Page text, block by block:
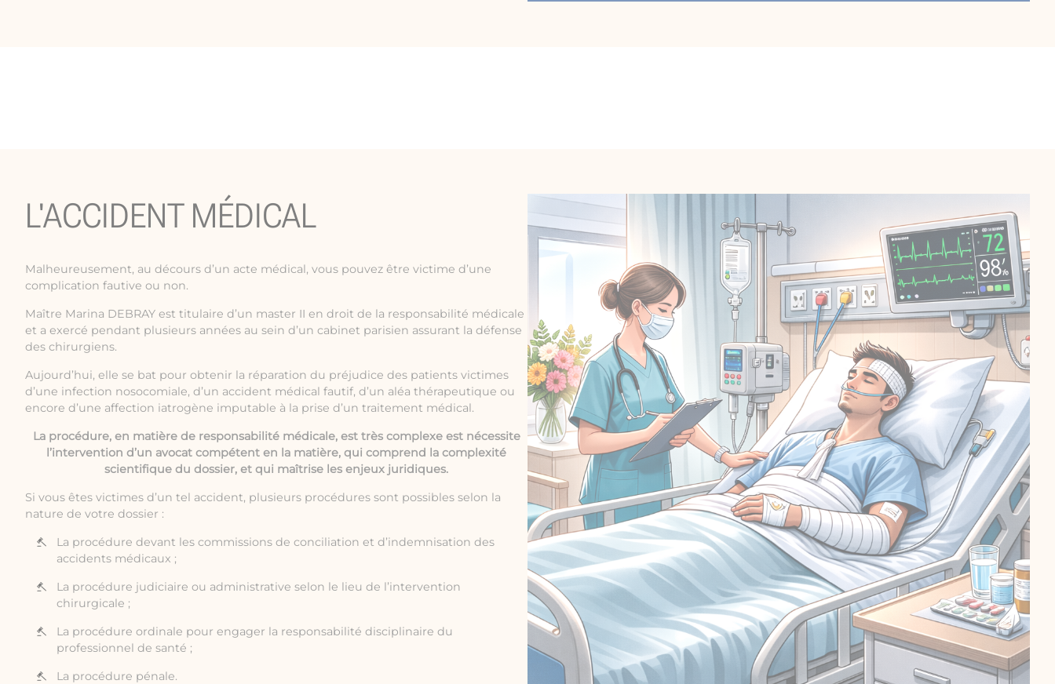
L'ACCIDENT MÉDICAL
Malheureusement, au décours d’un acte médical, vous pouvez être victime d’une
complication fautive ou non.
Maître Marina DEBRAY est titulaire d’un master II en droit de la responsabilité médicale
et a exercé pendant plusieurs années au sein d’un cabinet parisien assurant la défense
des chirurgiens.
Aujourd’hui, elle se bat pour obtenir la réparation du préjudice des patients victimes
d’une infection nosocomiale, d’un accident médical fautif, d’un aléa thérapeutique ou
encore d’une affection iatrogène imputable à la prise d’un traitement médical.
La procédure, en matière de responsabilité médicale, est très complexe est nécessite
l’intervention d’un avocat compétent en la matière, qui comprend la complexité
scientifique du dossier, et qui maîtrise les enjeux juridiques.
Si vous êtes victimes d’un tel accident, plusieurs procédures sont possibles selon la
nature de votre dossier :
La procédure devant les commissions de conciliation et d’indemnisation des
accidents médicaux ;
La procédure judiciaire ou administrative selon le lieu de l’intervention
chirurgicale ;
La procédure ordinale pour engager la responsabilité disciplinaire du
professionnel de santé ;
La procédure pénale.